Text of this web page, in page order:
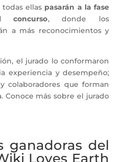
todas ellas pasarán a la fase
concurso, donde los
a más reconocimientos y
el jurado lo conformaron
experiencia y desempeño;
colaboradores que forman
Conoce más sobre el jurado
ganadoras del
Loves Earth